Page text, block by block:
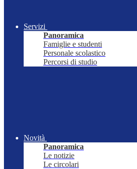
Servizi
Panoramica
Famiglie e studenti
Personale scolastico
Percorsi di studio
Novità
Panoramica
Le notizie
Le circolari